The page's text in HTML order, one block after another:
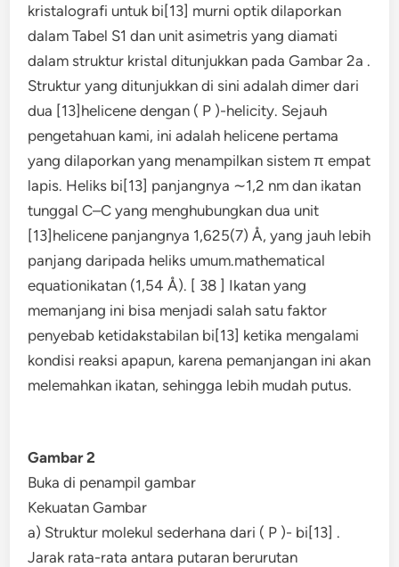
kristalografi untuk bi[13] murni optik dilaporkan
dalam Tabel S1 dan unit asimetris yang diamati
dalam struktur kristal ditunjukkan pada Gambar 2a .
Struktur yang ditunjukkan di sini adalah dimer dari
dua [13]helicene dengan ( P )-helicity. Sejauh
pengetahuan kami, ini adalah helicene pertama
yang dilaporkan yang menampilkan sistem π ​​empat
lapis. Heliks bi[13] panjangnya ∼1,2 nm dan ikatan
tunggal C–C yang menghubungkan dua unit
[13]helicene panjangnya 1,625(7) Å, yang jauh lebih
panjang daripada heliks umum.mathematical
equationikatan (1,54 Å). [ 38 ] Ikatan yang
memanjang ini bisa menjadi salah satu faktor
penyebab ketidakstabilan bi[13] ketika mengalami
kondisi reaksi apapun, karena pemanjangan ini akan
melemahkan ikatan, sehingga lebih mudah putus.
Gambar 2
Buka di penampil gambar
Kekuatan Gambar
a) Struktur molekul sederhana dari ( P )- bi[13] .
Jarak rata-rata antara putaran berurutan